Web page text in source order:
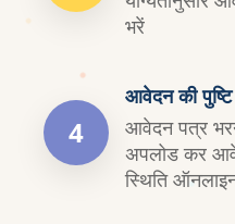
भरें
4
आवेदन की पुष्टि
आवेदन पत्र
अपलोड कर
स्थिति